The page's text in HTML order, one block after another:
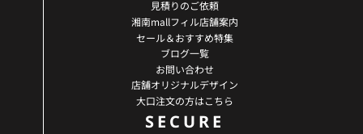
見積りのご依頼
湘南mallフィル店舗案内
セール＆おすすめ特集
ブログ一覧
お問い合わせ
店舗オリジナルデザイン
大口注文の方はこちら
SECURE